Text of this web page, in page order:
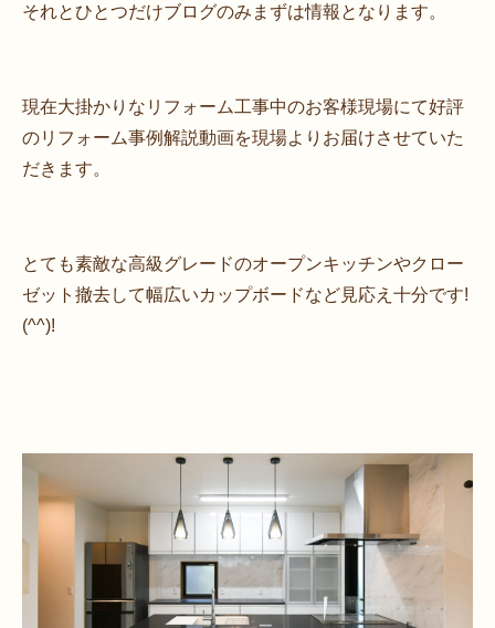
それとひとつだけブログのみまずは情報となります。
現在大掛かりなリフォーム工事中のお客様現場にて好評
のリフォーム事例解説動画を現場よりお届けさせていた
だきます。
とても素敵な高級グレードのオープンキッチンやクロー
ゼット撤去して幅広いカップボードなど見応え十分です!
(^^)!